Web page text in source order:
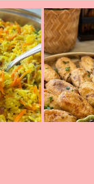
קודשלמתכון
ולמה היא נקראת